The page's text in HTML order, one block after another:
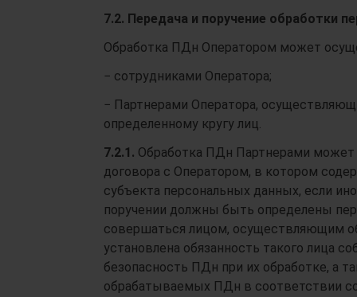
7.2. Передача и поручение обработки
Обработка ПДн Оператором может
− сотрудниками Оператора;
− Партнерами Оператора,
определенному кругу лиц.
7.2.1. Обработка ПДн Партнерами может
договора с Оператором, в котором
субъекта персональных данных, если
поручении должны быть определены
совершаться лицом, осуществляющим
установлена обязанность такого лица
безопасность ПДн при их обработке, а
обрабатываемых ПДн в соответствии